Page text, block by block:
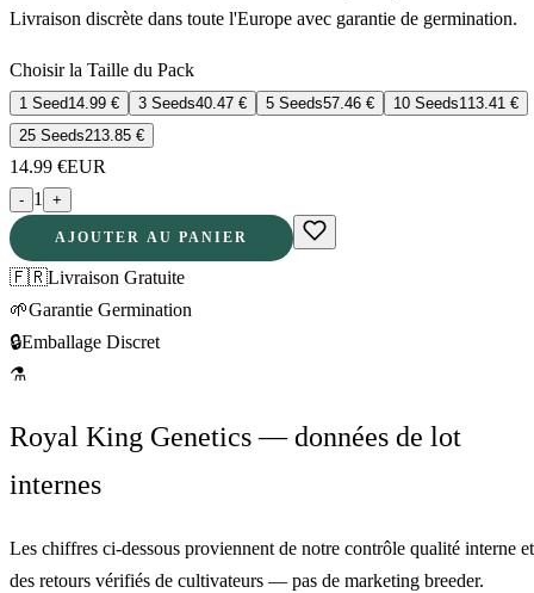
Livraison discrète dans toute l'Europe avec garantie de germination.
Choisir la Taille du Pack
1 Seed14.99 € 3 Seeds40.47 € 5 Seeds57.46 € 10 Seeds113.41 €
25 Seeds213.85 €
14.99 €EUR
- 1 +
AJOUTER AU PANIER
🇫🇷Livraison Gratuite
🌱Garantie Germination
🔒Emballage Discret
⚗
Royal King Genetics — données de lot
internes
Les chiffres ci-dessous proviennent de notre contrôle qualité interne et
des retours vérifiés de cultivateurs — pas de marketing breeder.